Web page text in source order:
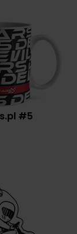
#5